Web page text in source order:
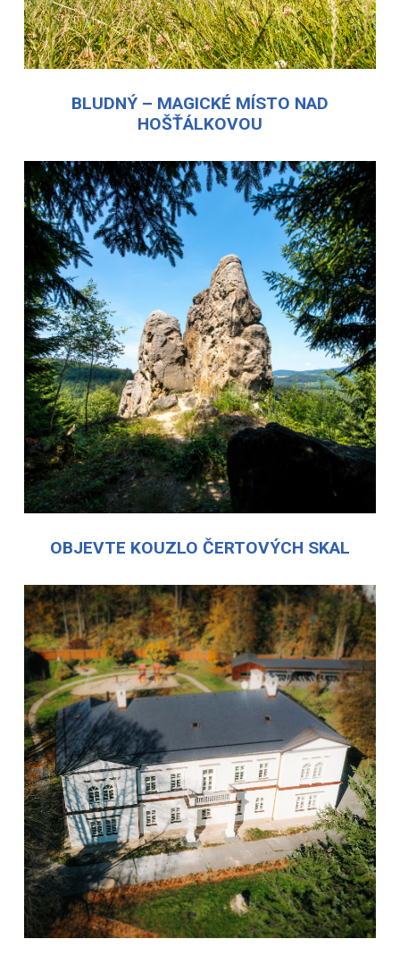
BLUDNÝ – MAGICKÉ MÍSTO NAD
HOŠŤÁLKOVOU
OBJEVTE KOUZLO ČERTOVÝCH SKAL